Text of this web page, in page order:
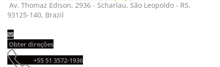
Av. Thomaz Edison, 2936 - Scharlau, São Leopoldo - RS,
93125-140, Brazil
Obter direções
+55 51 3572-1936